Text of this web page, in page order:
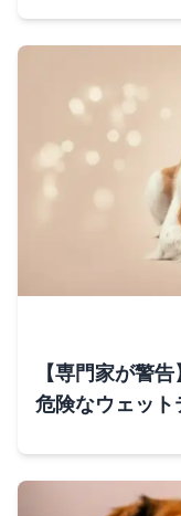
【専門家が警
危険なウェッ